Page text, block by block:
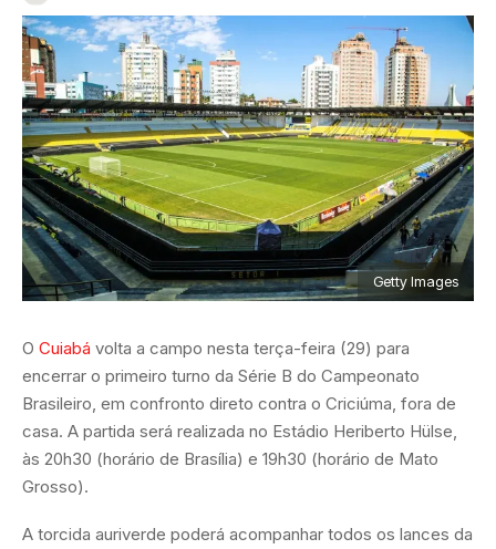
Getty Images
O Cuiabá volta a campo nesta terça-feira (29) para
encerrar o primeiro turno da Série B do Campeonato
Brasileiro, em confronto direto contra o Criciúma, fora de
casa. A partida será realizada no Estádio Heriberto Hülse,
às 20h30 (horário de Brasília) e 19h30 (horário de Mato
Grosso).
A torcida auriverde poderá acompanhar todos os lances da